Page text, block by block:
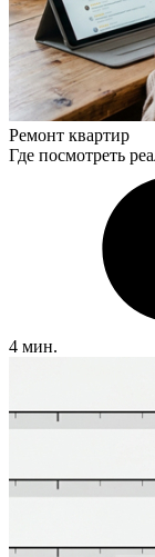
Ремонт квартир
Где посмотреть
4 мин.